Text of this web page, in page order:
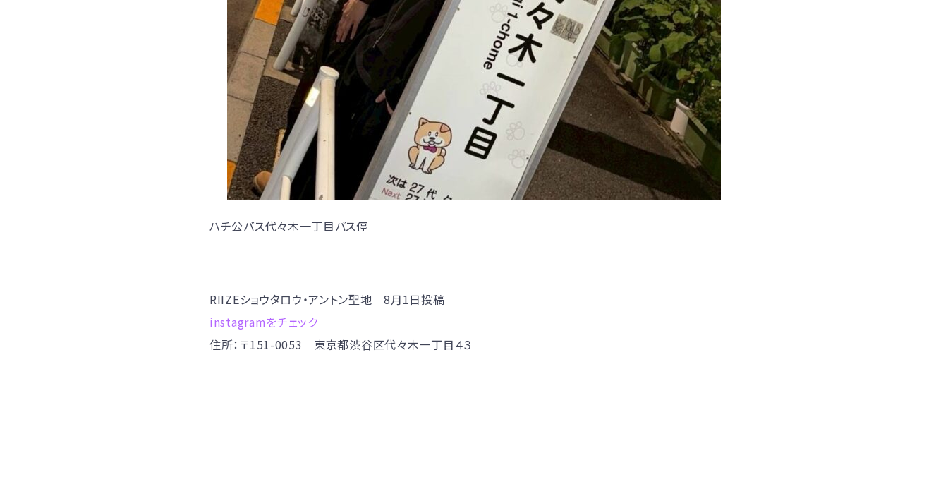
ハチ公バス代々木一丁目バス停
RIIZEショウタロウ・アントン聖地 8月1日投稿
instagramをチェック
住所：〒151-0053 東京都渋谷区代々木一丁目４３